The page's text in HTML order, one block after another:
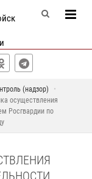
(надзор)
осуществления
Росгвардии по